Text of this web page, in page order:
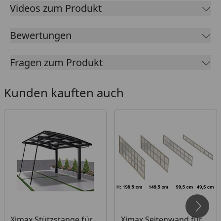
Korrosionsbeständig, langlebig (hagel- und
10 Jahre Garantie bei fachgerechtem Aufbau
Dach aus Polycarbonat in: Rauchglasgrau (100 %
UV-Schutz / 81 % Schutz vor Infrarotstrahlung)
oder Klarmatt (100 % UV-Schutz / 37 % Schutz vor
Maximale Flexibilität und Belastbarkeit durch die
innovative 3-Stützen Bauweise (Stütze: 160 x 100
Zeitlose Eleganz und Ästhetik
Freistehende Konstruktion, flexibel und
platzökonomisch
Langlebig und wartungsfrei
Sondergröße, besonders breit
Videos zum Produkt
Bewertungen
Fragen zum Produkt
Kunden kauften auch